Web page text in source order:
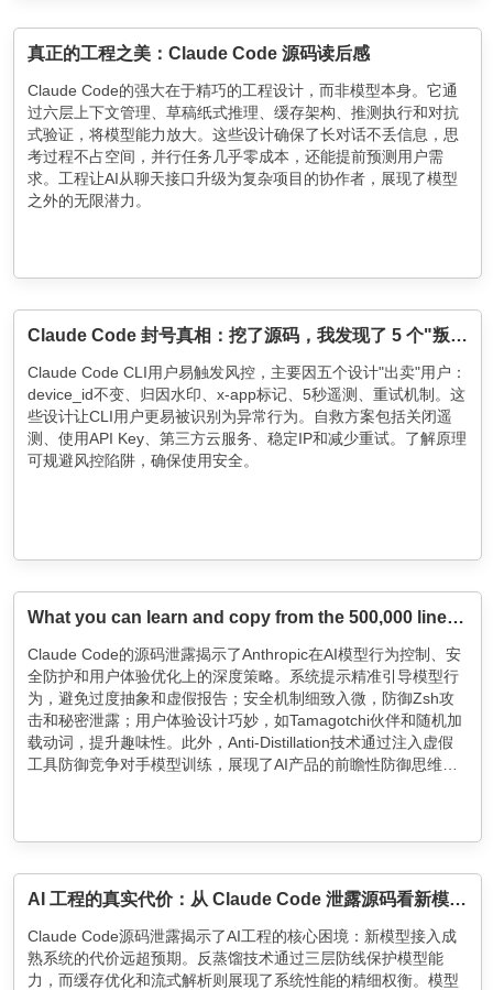
真正的工程之美：Claude Code 源码读后感
Claude Code的强大在于精巧的工程设计，而非模型本身。它通
过六层上下文管理、草稿纸式推理、缓存架构、推测执行和对抗
式验证，将模型能力放大。这些设计确保了长对话不丢信息，思
考过程不占空间，并行任务几乎零成本，还能提前预测用户需
求。工程让AI从聊天接口升级为复杂项目的协作者，展现了模型
之外的无限潜力。
Claude Code 封号真相：挖了源码，我发现了 5 个"叛徒"
Claude Code CLI用户易触发风控，主要因五个设计"出卖"用户：
device_id不变、归因水印、x-app标记、5秒遥测、重试机制。这
些设计让CLI用户更易被识别为异常行为。自救方案包括关闭遥
测、使用API Key、第三方云服务、稳定IP和减少重试。了解原理
可规避风控陷阱，确保使用安全。
What you can learn and copy from the 500,000 line Claude Code leak
Claude Code的源码泄露揭示了Anthropic在AI模型行为控制、安
全防护和用户体验优化上的深度策略。系统提示精准引导模型行
为，避免过度抽象和虚假报告；安全机制细致入微，防御Zsh攻
击和秘密泄露；用户体验设计巧妙，如Tamagotchi伙伴和随机加
载动词，提升趣味性。此外，Anti-Distillation技术通过注入虚假
工具防御竞争对手模型训练，展现了AI产品的前瞻性防御思维。
AI 工程的真实代价：从 Claude Code 泄露源码看新模型接入的工程现实
Claude Code源码泄露揭示了AI工程的核心困境：新模型接入成
熟系统的代价远超预期。反蒸馏技术通过三层防线保护模型能
力，而缓存优化和流式解析则展现了系统性能的精细权衡。模型